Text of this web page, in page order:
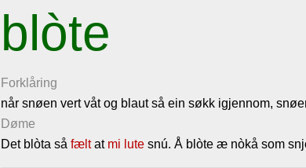
blòte
Forklåring
når snøen vert våt og blaut så ein søkk igjennom,
Døme
Det blòta så fæltat mi lute snú. Å blòte æ nòkå som